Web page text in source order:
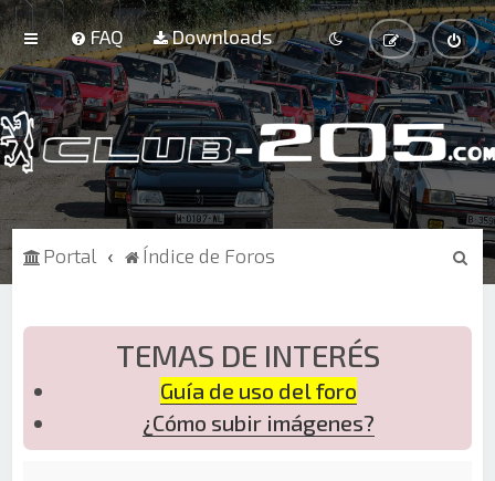
FAQ Downloads
Portal Índice de Foros
B
TEMAS DE INTERÉS
Guía de uso del foro
¿Cómo subir imágenes?